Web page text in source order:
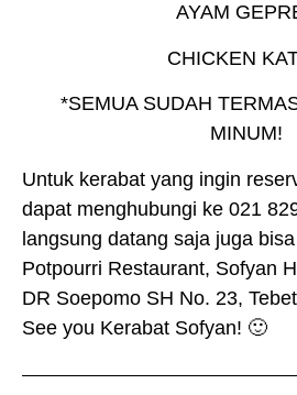
AYAM
CHICKEN
*SEMUA SUDAH
MINUM!
Untuk kerabat yang ingin
dapat menghubungi ke 021
langsung datang saja juga
Potpourri Restaurant, Sofyan
DR Soepomo SH No. 23,
See you Kerabat Sofyan! 🙂